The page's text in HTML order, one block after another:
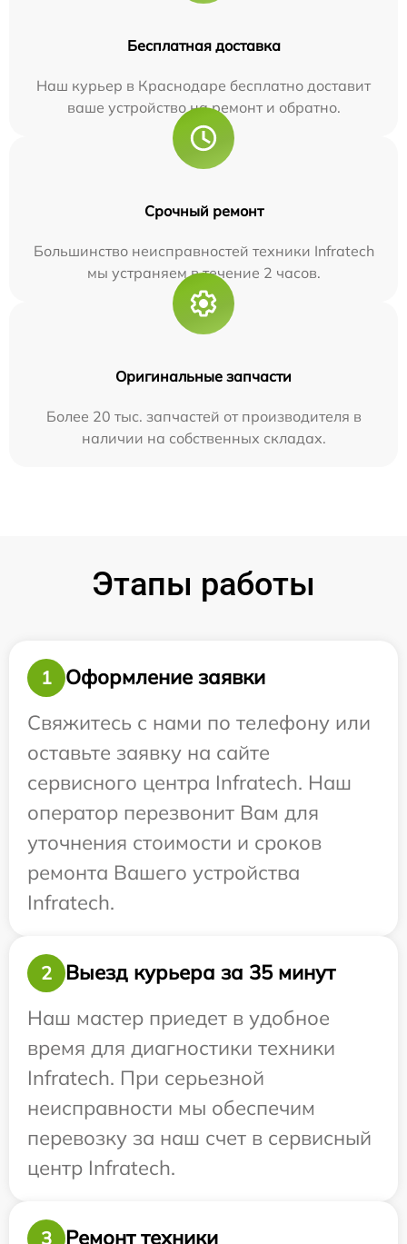
Бесплатная доставка
Наш курьер в Краснодаре бесплатно доставит
ваше устройство на ремонт и обратно.
Срочный ремонт
Большинство неисправностей техники Infratech
мы устраняем в течение 2 часов.
Оригинальные запчасти
Более 20 тыс. запчастей от производителя в
наличии на собственных складах.
Этапы работы
1
Оформление заявки
Свяжитесь с нами по телефону или
оставьте заявку на сайте
сервисного центра Infratech. Наш
оператор перезвонит Вам для
уточнения стоимости и сроков
ремонта Вашего устройства
Infratech.
2
Выезд курьера за 35 минут
Наш мастер приедет в удобное
время для диагностики техники
Infratech. При серьезной
неисправности мы обеспечим
перевозку за наш счет в сервисный
центр Infratech.
3 Ремонт техники